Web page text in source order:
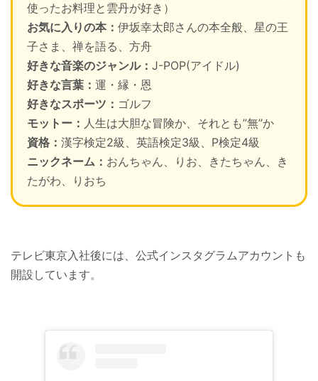
使ったお料理と雲丹が好き）
お気に入りの本： 伊坂幸太郎さんの本全般、星の王
子さま、禅を語る、方舟
好きな音楽のジャンル： J-POP(アイドル)
好きな言葉： 運・縁・恩
好きなスポーツ： ゴルフ
モットー： 人生は大胆な冒険か、それとも”無”か
資格： 漢字検定2級、英語検定3級、P検定4級
ニックネーム： おんちゃん、りお、きたちゃん、き
たがわ、りおち
テレビ東京入社後には、公式インスタグラムアカウントも
開設しています。